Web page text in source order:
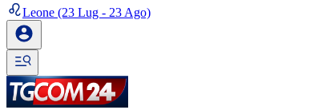
Leone (23 Lug - 23 Ago)